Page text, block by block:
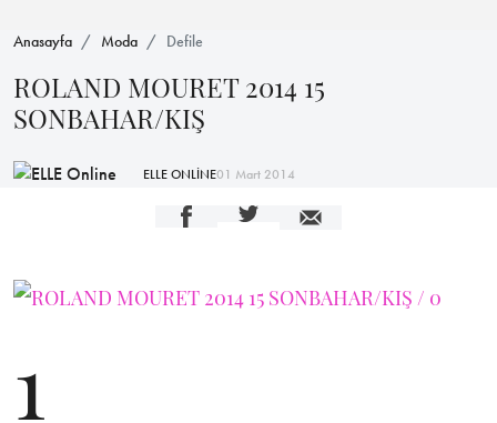
Anasayfa Moda Defile
ROLAND MOURET 2014 15
SONBAHAR/KIŞ
ELLE ONLİNE01 Mart 2014
1